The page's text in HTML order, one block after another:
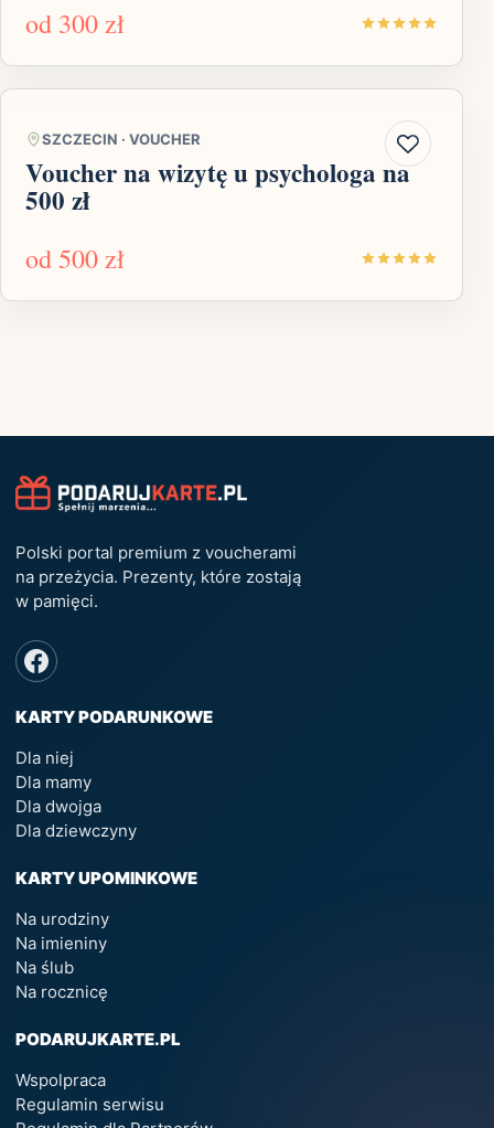
od 300 zł
SZCZECIN · VOUCHER
Voucher na wizytę u psychologa na
500 zł
od 500 zł
Polski portal premium z voucherami
na przeżycia. Prezenty, które zostają
w pamięci.
KARTY PODARUNKOWE
Dla niej
Dla mamy
Dla dwojga
Dla dziewczyny
KARTY UPOMINKOWE
Na urodziny
Na imieniny
Na ślub
Na rocznicę
PODARUJKARTE.PL
Wspolpraca
Regulamin serwisu